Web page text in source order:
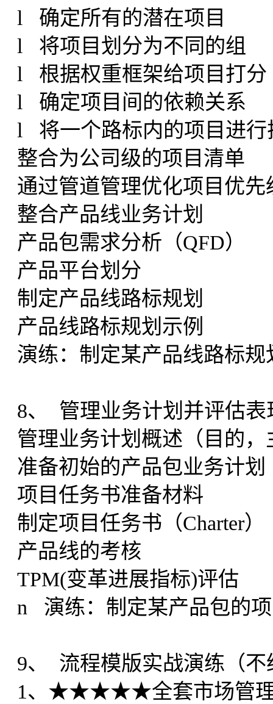
l 确定所有的潜在项目
l 将项目划分为不同的组
l 根据权重框架给项目打分
l 确定项目间的依赖关系
l 将一个路标内的项目进行
整合为公司级的项目清单
通过管道管理优化项目优先
整合产品线业务计划
产品包需求分析（QFD）
产品平台划分
制定产品线路标规划
产品线路标规划示例
演练：制定某产品线路标规
8、 管理业务计划并评估表
管理业务计划概述（目的
准备初始的产品包业务计划
项目任务书准备材料
制定项目任务书（Charter）
产品线的考核
TPM(变革进展指标)评估
n 演练：制定某产品包的
9、 流程模版实战演练（不
1、★★★★★全套市场管理